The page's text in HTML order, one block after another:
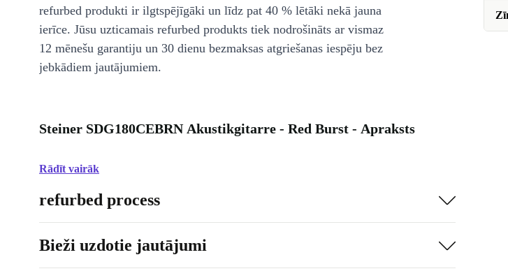
refurbed produkti ir ilgtspējīgāki un līdz pat 40 % lētāki nekā jauna
ierīce. Jūsu uzticamais refurbed produkts tiek nodrošināts ar vismaz
12 mēnešu garantiju un 30 dienu bezmaksas atgriešanas iespēju bez
jebkādiem jautājumiem.
Steiner SDG180CEBRN Akustikgitarre - Red Burst - Apraksts
Rādīt vairāk
refurbed process
Bieži uzdotie jautājumi